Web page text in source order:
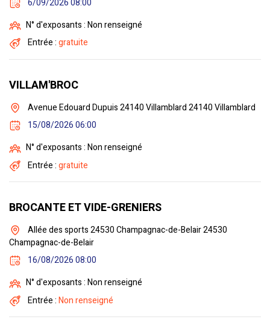
6/09/2026 08:00
N° d'exposants : Non renseigné
Entrée :gratuite
VILLAM'BROC
Avenue Edouard Dupuis 24140 Villamblard 24140 Villamblard
15/08/2026 06:00
N° d'exposants : Non renseigné
Entrée :gratuite
BROCANTE ET VIDE-GRENIERS
Allée des sports 24530 Champagnac-de-Belair 24530
Champagnac-de-Belair
16/08/2026 08:00
N° d'exposants : Non renseigné
Entrée :Non renseigné